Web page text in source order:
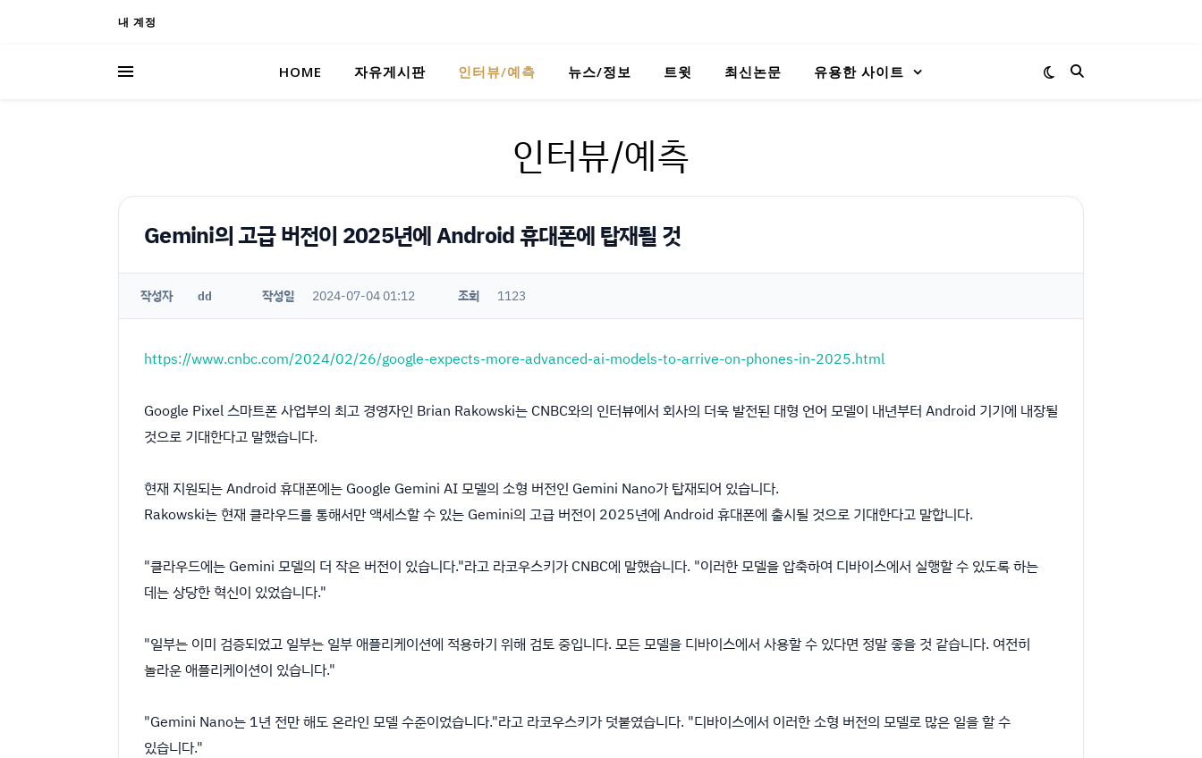
내 계정
HOME 자유게시판 인터뷰/예측 뉴스/정보 트윗 최신논문 유용한 사이트
인터뷰/예측
Gemini의 고급 버전이 2025년에 Android 휴대폰에 탑재될 것
작성자 dd 작성일 2024-07-04 01:12 조회 1123
https://www.cnbc.com/2024/02/26/google-expects-more-advanced-ai-models-to-arrive-on-phones-in-2025.html
Google Pixel 스마트폰 사업부의 최고 경영자인 Brian Rakowski는 CNBC와의 인터뷰에서 회사의 더욱 발전된 대형 언어 모델이 내년부터 Android 기기에 내장될
것으로 기대한다고 말했습니다.
현재 지원되는 Android 휴대폰에는 Google Gemini AI 모델의 소형 버전인 Gemini Nano가 탑재되어 있습니다.
Rakowski는 현재 클라우드를 통해서만 액세스할 수 있는 Gemini의 고급 버전이 2025년에 Android 휴대폰에 출시될 것으로 기대한다고 말합니다.
"클라우드에는 Gemini 모델의 더 작은 버전이 있습니다."라고 라코우스키가 CNBC에 말했습니다. "이러한 모델을 압축하여 디바이스에서 실행할 수 있도록 하는
데는 상당한 혁신이 있었습니다."
"일부는 이미 검증되었고 일부는 일부 애플리케이션에 적용하기 위해 검토 중입니다. 모든 모델을 디바이스에서 사용할 수 있다면 정말 좋을 것 같습니다. 여전히
놀라운 애플리케이션이 있습니다."
"Gemini Nano는 1년 전만 해도 온라인 모델 수준이었습니다."라고 라코우스키가 덧붙였습니다. "디바이스에서 이러한 소형 버전의 모델로 많은 일을 할 수
있습니다."